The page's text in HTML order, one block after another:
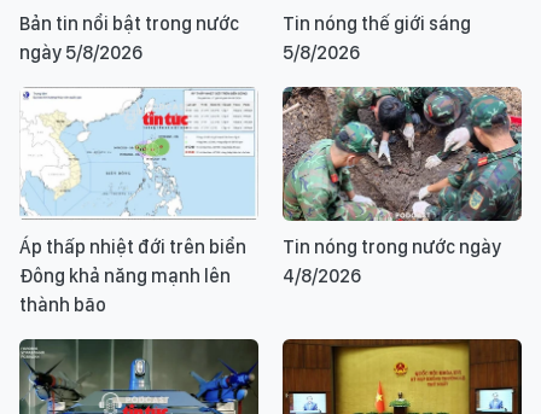
Bản tin nổi bật trong nước
ngày 5/8/2026
Tin nóng thế giới sáng
5/8/2026
Áp thấp nhiệt đới trên biển
Đông khả năng mạnh lên
thành bão
Tin nóng trong nước ngày
4/8/2026